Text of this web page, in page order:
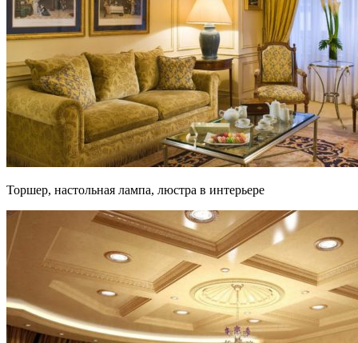
Торшер, настольная лампа, люстра в интерьере